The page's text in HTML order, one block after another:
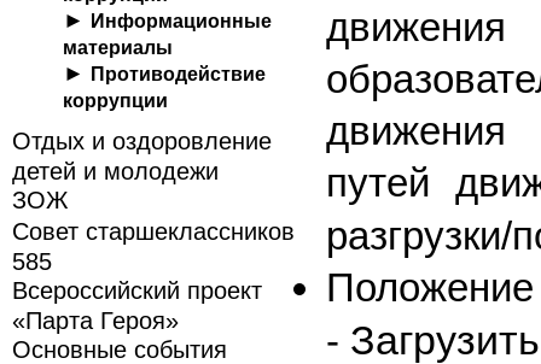
Информационные
материалы
Противодействие
коррупции
Отдых и оздоровление
детей и молодежи
ЗОЖ
Совет старшеклассников
585
Всероссийский проект
«Парта Героя»
Основные события
движения
путей
разгрузки/
- Загрузить